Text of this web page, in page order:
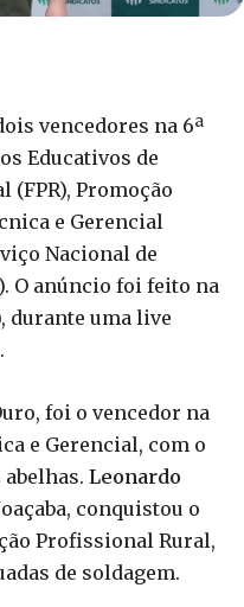
vencedores na 6ª
Educativos de
(FPR), Promoção
e Gerencial
Nacional de
O anúncio foi feito na
durante uma live
foi o vencedor na
e Gerencial, com o
Leonardo
conquistou o
Profissional Rural,
de soldagem.